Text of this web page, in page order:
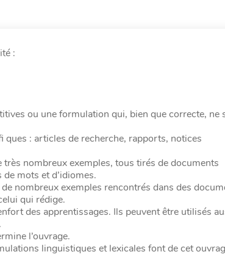
:
ou une formulation qui, bien que correcte, ne
ques : articles de recherche, rapports, notices
nombreux exemples, tous tirés de documents
mots et d’idiomes.
nombreux exemples rencontrés dans des
qui rédige.
des apprentissages. Ils peuvent être utilisés
l’ouvrage.
linguistiques et lexicales font de cet